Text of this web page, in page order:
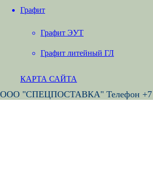
Графит
Графит ЭУТ
Графит литейный ГЛ
КАРТА САЙТА
ООО "СПЕЦПОСТАВКА" Телефон +7